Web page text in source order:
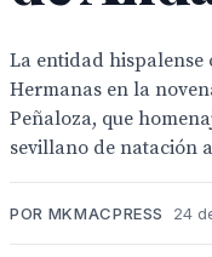
La entidad
Hermanas en la
Peñaloza, que
sevillano de natación
POR MKMACPRESS 24